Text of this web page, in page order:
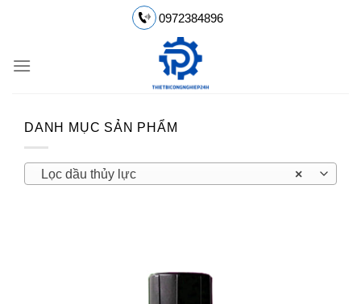
dung
0972384896
DANH MỤC SẢN PHẨM
×
Lọc dầu thủy lực